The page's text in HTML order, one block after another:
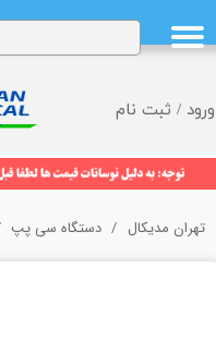
ورود / ثبت نام
حساب کاربری من
تغییر گذر واژه
خروج از حساب کاربری
تهران مدیکال دستگاه سی پپ